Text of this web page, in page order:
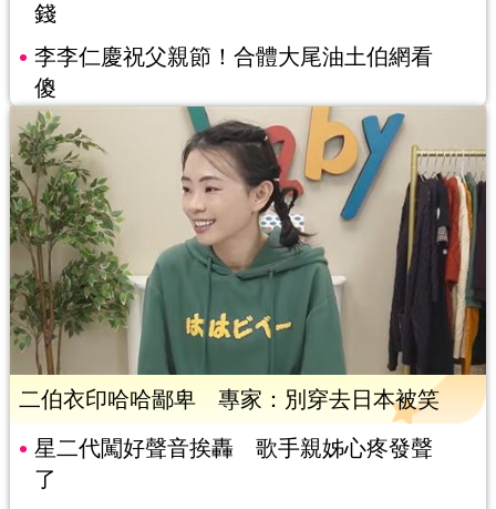
錢
李李仁慶祝父親節！合體大尾油土伯網看
傻
二伯衣印哈哈鄙卑 專家：別穿去日本被笑
星二代闖好聲音挨轟 歌手親姊心疼發聲
了